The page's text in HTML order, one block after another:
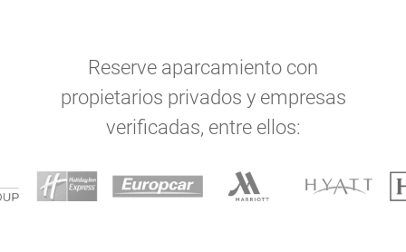
Reserve aparcamiento con
propietarios privados y empresas
verificadas, entre ellos: